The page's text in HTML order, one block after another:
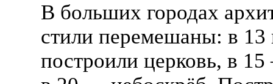
В больших городах
стили перемешаны: в 13
построили церковь, в